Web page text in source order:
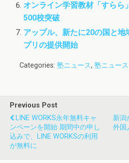
オンライン学習教材「すら
500校突破
アップル、新たに20の国と地
プリの提供開始
Categories: 塾ニュース, 塾ニュー
Previous Post
LINE WORKS永年無料キャ
ンペーンを開始 期間中の申し
込みで、LINE WORKSの利用
が無料に
新潟
外国